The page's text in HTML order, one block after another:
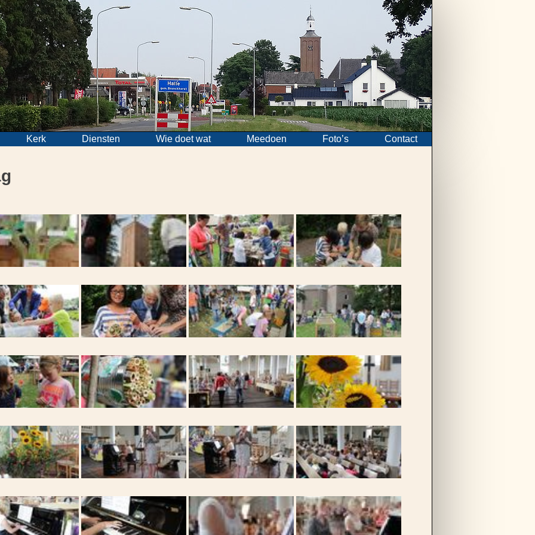
Kerk Diensten Wie doet wat Meedoen Foto’s Contact